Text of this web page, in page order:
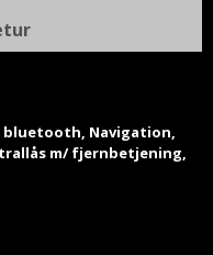
Navigation,
m/ fjernbetjening,